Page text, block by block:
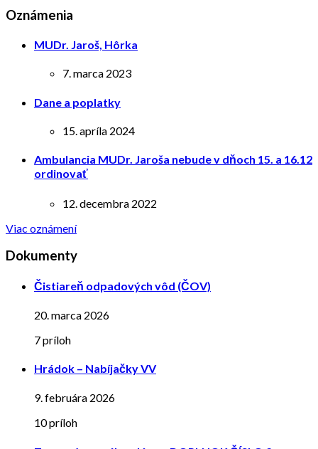
Oznámenia
MUDr. Jaroš, Hôrka
7. marca 2023
Dane a poplatky
15. apríla 2024
Ambulancia MUDr. Jaroša nebude v dňoch 15. a 16.12
ordinovať
12. decembra 2022
Viac oznámení
Dokumenty
Čistiareň odpadových vôd (ČOV)
20. marca 2026
7 príloh
Hrádok – Nabíjačky VV
9. februára 2026
10 príloh